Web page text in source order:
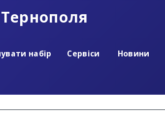
набір Сервіси Новини